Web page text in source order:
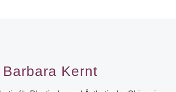
Barbara Kernt